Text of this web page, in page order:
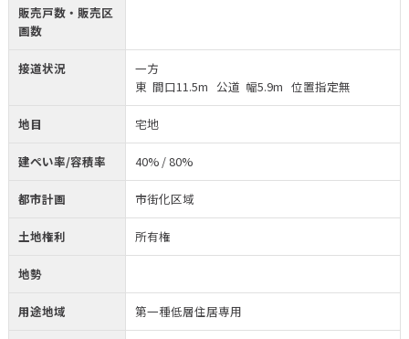
販売戸数・販売区
画数
接道状況
一方
東 間口11.5m 公道 幅5.9m 位置指定無
地目 宅地
建ぺい率/容積率 40% / 80%
都市計画 市街化区域
土地権利 所有権
地勢
用途地域 第一種低層住居専用